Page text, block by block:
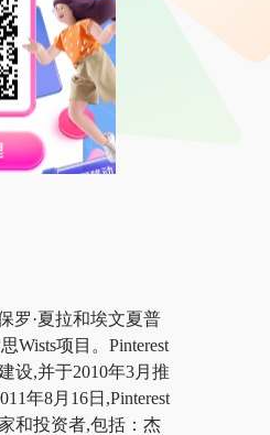
罗·夏拉和埃文夏普
Wists项目。Pinterest
设,并于2010年3月推
年8月16日,Pinterest
和投资者,包括：杰